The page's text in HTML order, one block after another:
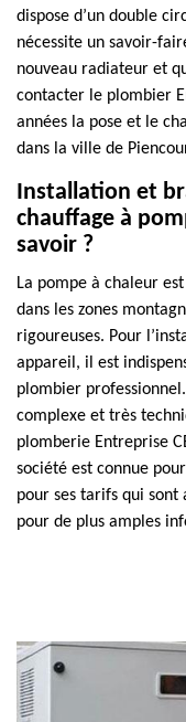
dispose d’un double
nécessite un savoir-
nouveau radiateur et
contacter le plombier
années la pose et le
dans la ville de
Installation et
chauffage à
savoir ?
La pompe à chaleur
dans les zones
rigoureuses. Pour
appareil, il est
plombier
complexe et très
plomberie Entreprise
société est connue
pour ses tarifs qui sont
pour de plus amples